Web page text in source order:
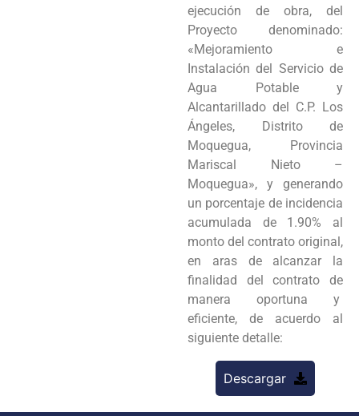
ejecución de obra, del
Proyecto denominado:
«Mejoramiento e
Instalación del Servicio de
Agua Potable y
Alcantarillado del C.P. Los
Ángeles, Distrito de
Moquegua, Provincia
Mariscal Nieto –
Moquegua», y generando
un porcentaje de incidencia
acumulada de 1.90% al
monto del contrato original,
en aras de alcanzar la
finalidad del contrato de
manera oportuna y
eficiente, de acuerdo al
siguiente detalle:
Descargar